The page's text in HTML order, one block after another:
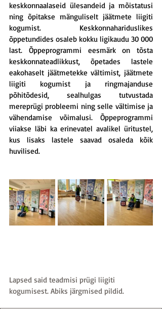
keskkonnaalaseid ülesandeid ja mõistatusi
ning õpitakse mänguliselt jäätmete liigiti
kogumist. Keskkonnahariduslikes
õppetundides osaleb kokku ligikaudu 30 000
last. Õppeprogrammi eesmärk on tõsta
keskkonnateadlikkust, õpetades lastele
eakohaselt jäätmetekke vältimist, jäätmete
liigiti kogumist ja ringmajanduse
põhitõdesid, sealhulgas tutvustada
mereprügi probleemi ning selle vältimise ja
vähendamise võimalusi. Õppeprogrammi
viiakse läbi ka erinevatel avalikel üritustel,
kus lisaks lastele saavad osaleda kõik
huvilised.
Lapsed said teadmisi prügi liigiti
kogumisest. Abiks järgmised pildid.